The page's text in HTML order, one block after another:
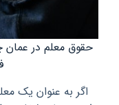
حقوق معلم در
اگر به عنوان یک